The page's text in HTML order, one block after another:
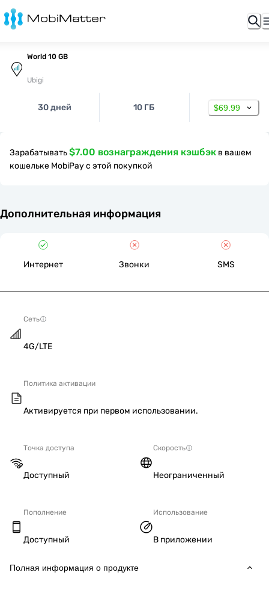
World 10 GB
Ubigi
30 дней 10 ГБ $69.99
Зарабатывать$7.00 вознаграждения кэшбэк в вашем
кошельке MobiPay с этой покупкой
Дополнительная информация
Интернет Звонки SMS
Сеть
4G/LTE
Политика активации
Активируется при первом использовании.
Точка доступа
Доступный
Скорость
Неограниченный
Пополнение
Доступный
Использование
В приложении
Полная информация о продукте